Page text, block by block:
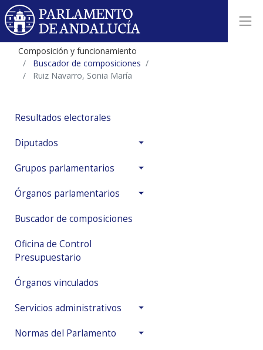
Composición y funcionamiento
Buscador de composiciones
Ruiz Navarro, Sonia María
Resultados electorales
Diputados
Grupos parlamentarios
Órganos parlamentarios
Buscador de composiciones
Oficina de Control
Presupuestario
Órganos vinculados
Servicios administrativos
Normas del Parlamento